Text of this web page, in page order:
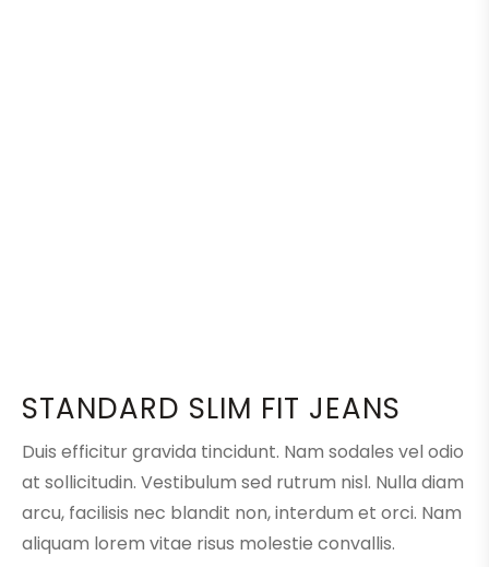
STANDARD SLIM FIT JEANS
Duis efficitur gravida tincidunt. Nam sodales vel odio
at sollicitudin. Vestibulum sed rutrum nisl. Nulla diam
arcu, facilisis nec blandit non, interdum et orci. Nam
aliquam lorem vitae risus molestie convallis.